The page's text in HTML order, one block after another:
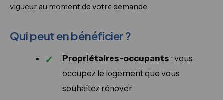
vigueur au moment de votre demande.
Qui peut en bénéficier ?
Propriétaires-occupants : vous
occupez le logement que vous
souhaitez rénover